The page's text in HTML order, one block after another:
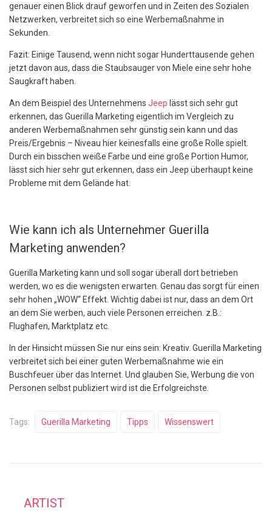
genauer einen Blick drauf geworfen und in Zeiten des Sozialen
Netzwerken, verbreitet sich so eine Werbemaßnahme in
Sekunden.
Fazit: Einige Tausend, wenn nicht sogar Hunderttausende gehen
jetzt davon aus, dass die Staubsauger von Miele eine sehr hohe
Saugkraft haben.
An dem Beispiel des Unternehmens Jeep lässt sich sehr gut
erkennen, das Guerilla Marketing eigentlich im Vergleich zu
anderen Werbemaßnahmen sehr günstig sein kann und das
Preis/Ergebnis – Niveau hier keinesfalls eine große Rolle spielt.
Durch ein bisschen weiße Farbe und eine große Portion Humor,
lässt sich hier sehr gut erkennen, dass ein Jeep überhaupt keine
Probleme mit dem Gelände hat.
Wie kann ich als Unternehmer Guerilla
Marketing anwenden?
Guerilla Marketing kann und soll sogar überall dort betrieben
werden, wo es die wenigsten erwarten. Genau das sorgt für einen
sehr hohen „WOW“ Effekt. Wichtig dabei ist nur, dass an dem Ort
an dem Sie werben, auch viele Personen erreichen. z.B.:
Flughafen, Marktplatz etc.
In der Hinsicht müssen Sie nur eins sein: Kreativ. Guerilla Marketing
verbreitet sich bei einer guten Werbemaßnahme wie ein
Buschfeuer über das Internet. Und glauben Sie, Werbung die von
Personen selbst publiziert wird ist die Erfolgreichste.
Tags: Guerilla Marketing Tipps Wissenswert
ARTIST